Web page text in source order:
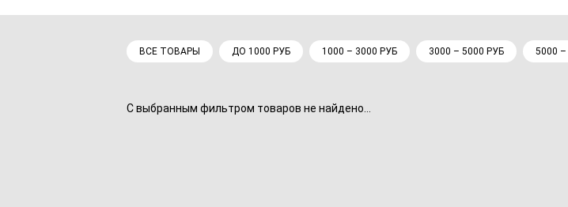
ВСЕ ТОВАРЫ ДО 1000 РУБ 1000 – 3000 РУБ 3000 – 5000 РУБ 5000
С выбранным фильтром товаров не найдено...